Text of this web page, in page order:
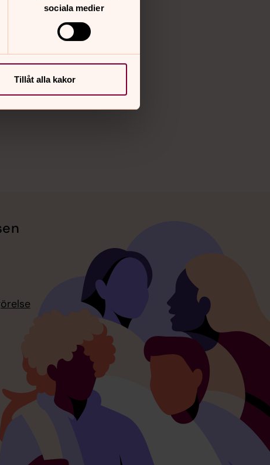
sociala medier
Tillåt alla kakor